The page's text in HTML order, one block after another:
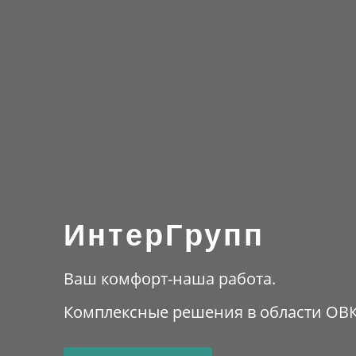
ИнтерГрупп
Ваш комфорт-наша работа.
Комплексные решения в области